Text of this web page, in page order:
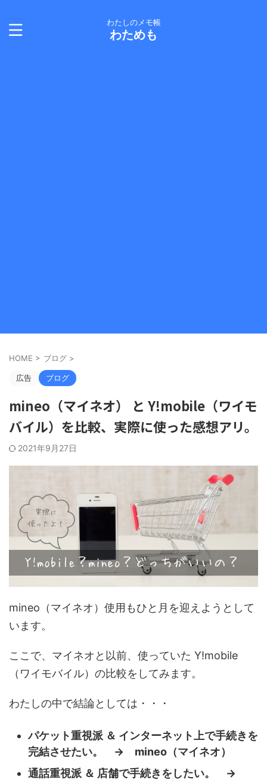
わたしのメモ帳
わためも
HOME > ブログ >
広告 ブログ
mineo（マイネオ） と Y!mobile（ワイモ
バイル）を比較、実際に使った感想アリ。
2021年9月27日
mineo（マイネオ）使用もひと月を迎えようとして
います。
ここで、マイネオと以前、使っていた Y!mobile
（ワイモバイル）の比較をしてみます。
わたしの中で結論としては・・・
パケット重視派 ＆ インターネット上で手続きを
完結させたい。 → mineo（マイネオ）
通話重視派 ＆ 店舗で手続きをしたい。 →